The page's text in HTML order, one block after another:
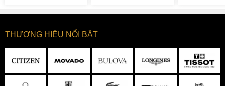
THƯƠNG HIỆU NỔI BẬT